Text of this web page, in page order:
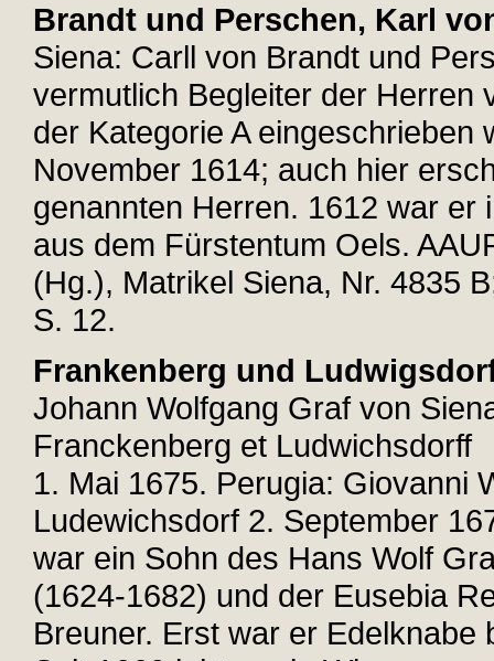
Brandt und Perschen, Karl
Siena: Carll von Brandt und
vermutlich Begleiter der Herren
der Kategorie A
November 1614; auch hier
genannten Herren. 1612 war
aus dem Fürstentum Oels.
(Hg.), Matrikel Siena, Nr. 4835
S. 12.
Frankenberg und
Johann Wolfgang Graf von
Franckenberg et Ludwichsdorff
1. Mai 1675. Perugia: Giovanni
Ludewichsdorf 2. September
war ein Sohn des Hans Wolf
(1624-1682) und der Eusebia
Breuner. Erst war er